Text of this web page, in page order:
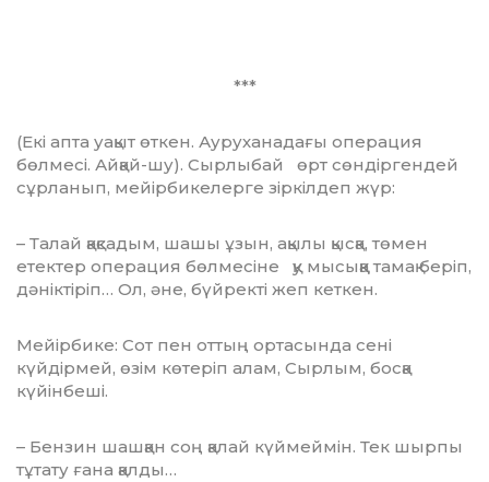
***
(Екі апта уақыт өткен. Ауруханадағы операция
бөлмесі. Айқай-шу). Сырлыбай өрт сөндіргендей
сұрланып, мейірбикелерге зіркілдеп жүр:
– Талай қақсадым, шашы ұзын, ақылы қысқа, төмен
етектер операция бөлмесіне қу мысыққа тамақ беріп,
дәніктіріп… Ол, әне, бүйректі жеп кеткен.
Мейірбике: Сот пен оттың ортасында сені
күйдірмей, өзім көтеріп алам, Сырлым, босқа
күйінбеші.
– Бензин шашқан соң қалай күймеймін. Тек шырпы
тұтату ғана қалды…